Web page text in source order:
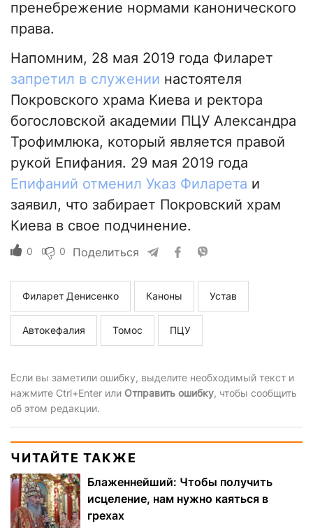
пренебрежение нормами канонического
права.
Напомним, 28 мая 2019 года Филарет
запретил в служении настоятеля
Покровского храма Киева и ректора
богословской академии ПЦУ Александра
Трофимлюка, который является правой
рукой Епифания. 29 мая 2019 года
Епифаний отменил Указ Филарета и
заявил, что забирает Покровский храм
Киева в свое подчинение.
0 0 Поделиться
Филарет Денисенко Каноны Устав
Автокефалия Томос ПЦУ
Если вы заметили ошибку, выделите необходимый текст и
нажмите Ctrl+Enter или Отправить ошибку, чтобы сообщить
об этом редакции.
ЧИТАЙТЕ ТАКЖЕ
Блаженнейший: Чтобы получить
исцеление, нам нужно каяться в
грехах